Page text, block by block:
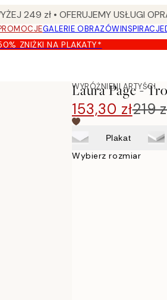
249 zł • OFERUJEMY USŁUGI
GALERIE OBRAZÓWINSPIRACJE
ZNIŻKI NA PLAKATY*
WYRÓŻNIENI ARTYŚCI
Laura Page -
153,30 zł219
Plakat
Wybierz rozmiar